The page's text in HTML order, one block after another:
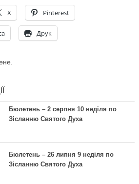
X Pinterest
Друк
Бюлетень – 2 серпня 10 неділя по
Зісланню Святого Духа
Бюлетень – 26 липня 9 неділя по
Зісланню Святого Духа